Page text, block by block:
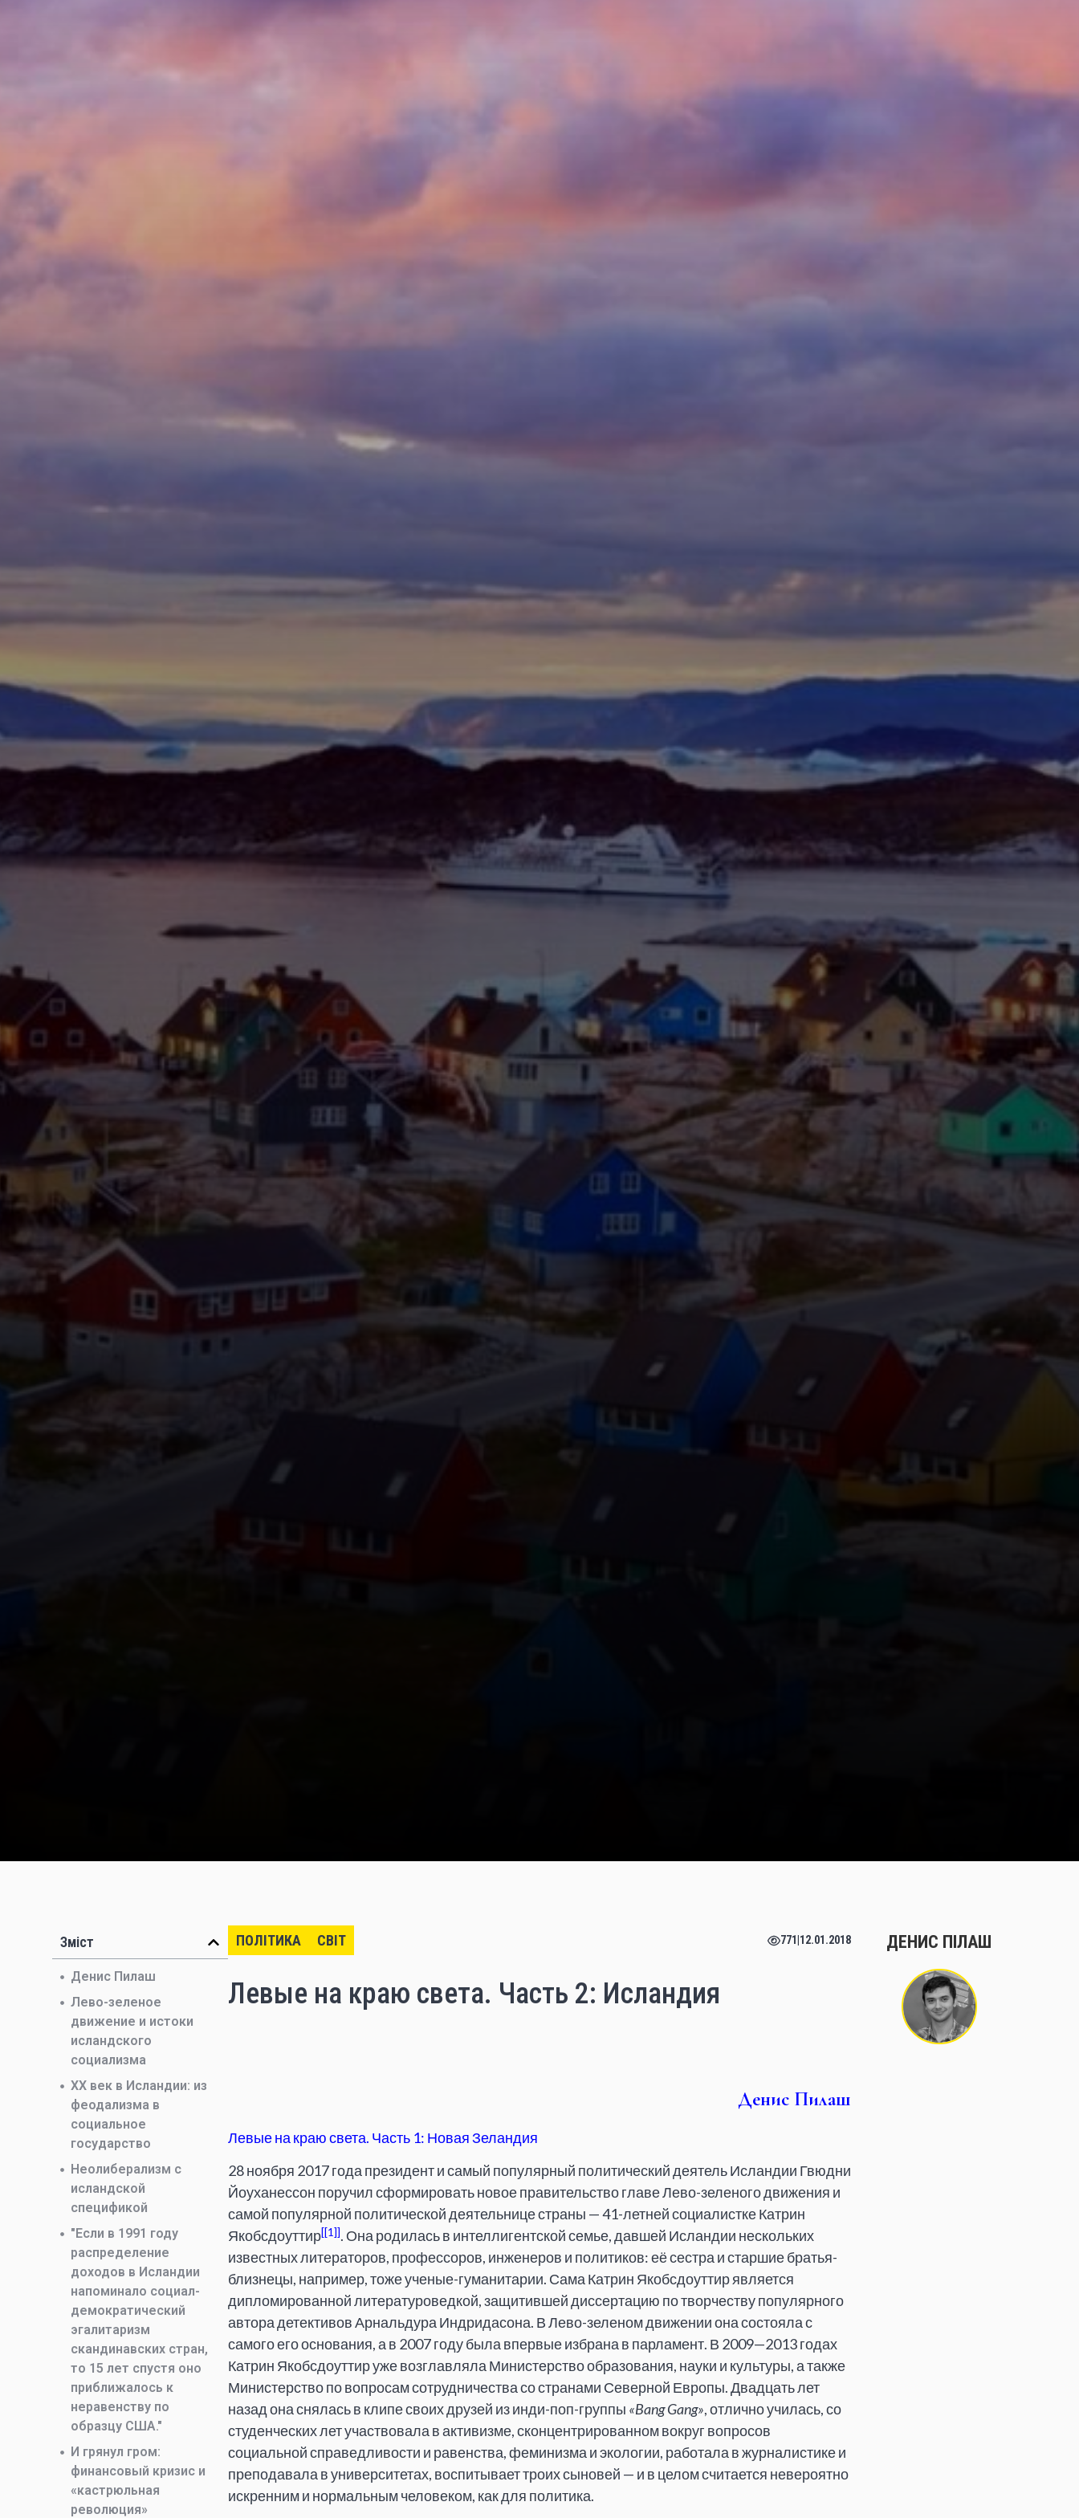
Зміст
Денис Пилаш
Лево-зеленое
движение и истоки
исландского
социализма
ХХ век в Исландии: из
феодализма в
социальное
государство
Неолиберализм с
исландской
спецификой
"Если в 1991 году
распределение
доходов в Исландии
напоминало социал-
демократический
эгалитаризм
скандинавских стран,
то 15 лет спустя оно
приближалось к
неравенству по
образцу США."
И грянул гром:
финансовый кризис и
«кастрюльная
революция»
ПОЛІТИКА СВІТ 771 12.01.2018
Левые на краю света. Часть 2: Исландия
Денис Пилаш
Левые на краю света. Часть 1: Новая Зеландия
28 ноября 2017 года президент и самый популярный политический деятель Исландии Гвюдни
Йоуханессон поручил сформировать новое правительство главе Лево-зеленого движения и
самой популярной политической деятельнице страны — 41-летней социалистке Катрин
Якобсдоуттир [1] . Она родилась в интеллигентской семье, давшей Исландии нескольких
известных литераторов, профессоров, инженеров и политиков: её сестра и старшие братья-
близнецы, например, тоже ученые-гуманитарии. Сама Катрин Якобсдоуттир является
дипломированной литературоведкой, защитившей диссертацию по творчеству популярного
автора детективов Арнальдура Индридасона. В Лево-зеленом движении она состояла с
самого его основания, а в 2007 году была впервые избрана в парламент. В 2009—2013 годах
Катрин Якобсдоуттир уже возглавляла Министерство образования, науки и культуры, а также
Министерство по вопросам сотрудничества со странами Северной Европы. Двадцать лет
назад она снялась в клипе своих друзей из инди-поп-группы «Bang Gang», отлично училась, со
студенческих лет участвовала в активизме, сконцентрированном вокруг вопросов
социальной справедливости и равенства, феминизма и экологии, работала в журналистике и
преподавала в университетах, воспитывает троих сыновей — и в целом считается невероятно
искренним и нормальным человеком, как для политика.
ДЕНИС ПІЛАШ